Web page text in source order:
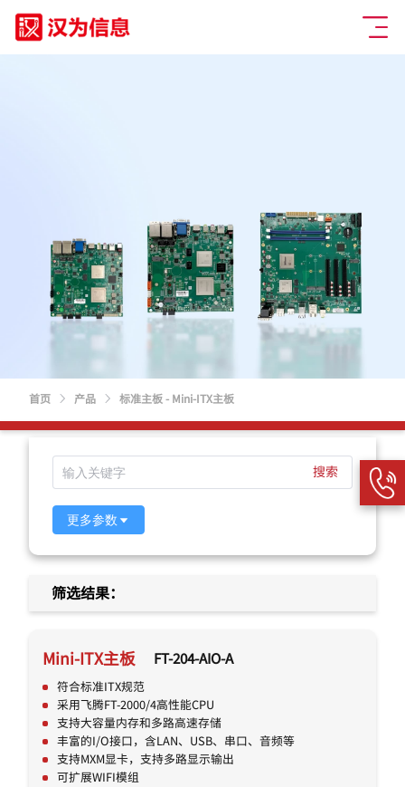
首页 产品 标准主板 - Mini-ITX主板
筛选结果：
Mini-ITX主板 FT-204-AIO-A
符合标准ITX规范
采用飞腾FT-2000/4高性能CPU
支持大容量内存和多路高速存储
丰富的I/O接口，含LAN、USB、串口、音频等
支持MXM显卡，支持多路显示输出
可扩展WIFI模组
搜索
更多参数